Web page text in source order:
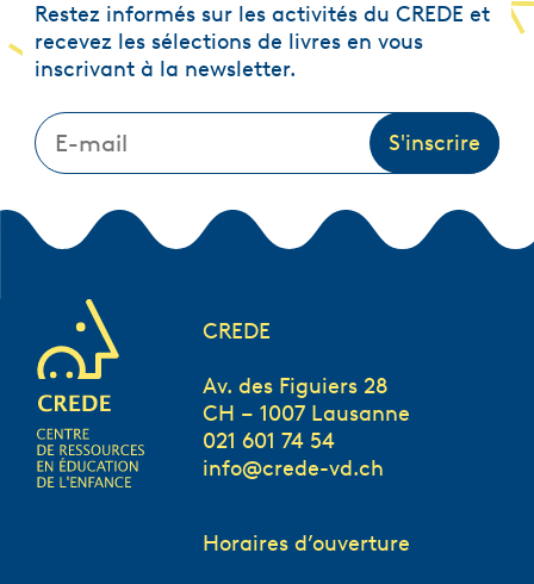
Restez informés sur les activités du CREDE et
recevez les sélections de livres en vous
inscrivant à la newsletter.
CREDE
Av. des Figuiers 28
CH – 1007 Lausanne
021 601 74 54
info@crede-vd.ch
Horaires d’ouverture